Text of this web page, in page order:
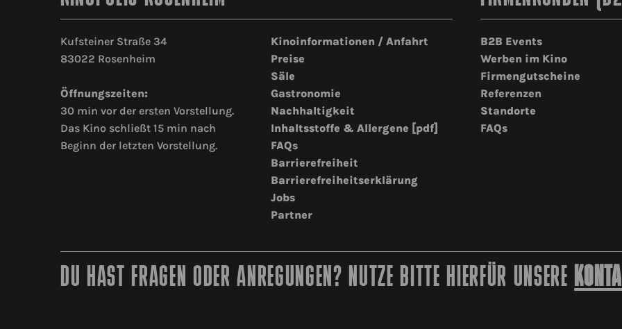
Kufsteiner Straße 34
83022 Rosenheim
Öffnungszeiten:
30 min vor der ersten Vorstellung.
Das Kino schließt 15 min nach
Beginn der letzten Vorstellung.
Kinoinformationen / Anfahrt
Preise
Säle
Gastronomie
Nachhaltigkeit
Inhaltsstoffe & Allergene [pdf]
FAQs
Barrierefreiheit
Barrierefreiheitserklärung
Jobs
Partner
B2B Events
Werben im Kino
Firmengutscheine
Referenzen
Standorte
FAQs
DU HAST FRAGEN ODER ANREGUNGEN? NUTZE BITTE HIERFÜR UNSERE